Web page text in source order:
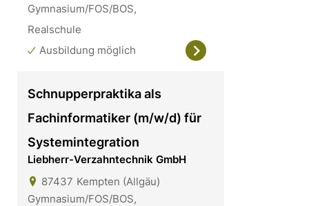
Gymnasium/FOS/BOS,
Realschule
Ausbildung möglich
Schnupperpraktika als
Fachinformatiker (m/w/d) für
Systemintegration
Liebherr-Verzahntechnik GmbH
87437 Kempten (Allgäu)
Gymnasium/FOS/BOS,